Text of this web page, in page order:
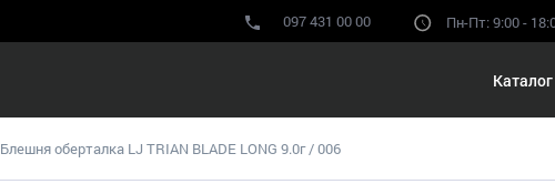
097 431 00 00 Пн-Пт: 9:00 -
Каталог
Блешня оберталка LJ TRIAN BLADE LONG 9.0г / 006